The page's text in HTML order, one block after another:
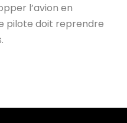
l’avion en
pilote doit reprendre